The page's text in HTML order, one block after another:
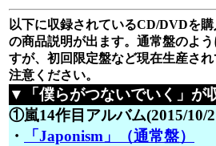
以下に収録されているCD/DVDを
の商品説明が出ます。通常盤のよ
すが、初回限定盤など現在生産さ
注意ください。
▼「僕らがつないでいく」が
①嵐14作目アルバム(2015/10/
・
「Japonism」（通常盤）